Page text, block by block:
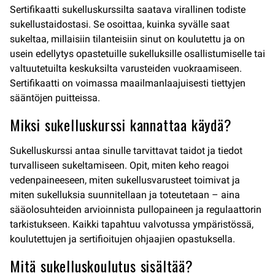
Sertifikaatti sukelluskurssilta saatava virallinen todiste
sukellustaidostasi. Se osoittaa, kuinka syvälle saat
sukeltaa, millaisiin tilanteisiin sinut on koulutettu ja on
usein edellytys opastetuille sukelluksille osallistumiselle tai
valtuutetuilta keskuksilta varusteiden vuokraamiseen.
Sertifikaatti on voimassa maailmanlaajuisesti tiettyjen
sääntöjen puitteissa.
Miksi sukelluskurssi kannattaa käydä?
Sukelluskurssi antaa sinulle tarvittavat taidot ja tiedot
turvalliseen sukeltamiseen. Opit, miten keho reagoi
vedenpaineeseen, miten sukellusvarusteet toimivat ja
miten sukelluksia suunnitellaan ja toteutetaan – aina
sääolosuhteiden arvioinnista pullopaineen ja regulaattorin
tarkistukseen. Kaikki tapahtuu valvotussa ympäristössä,
koulutettujen ja sertifioitujen ohjaajien opastuksella.
Mitä sukelluskoulutus sisältää?